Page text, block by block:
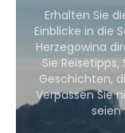
Erhalten Sie
Einblicke in die
Herzegowina
Sie
Geschichten,
Verpassen Sie
seien